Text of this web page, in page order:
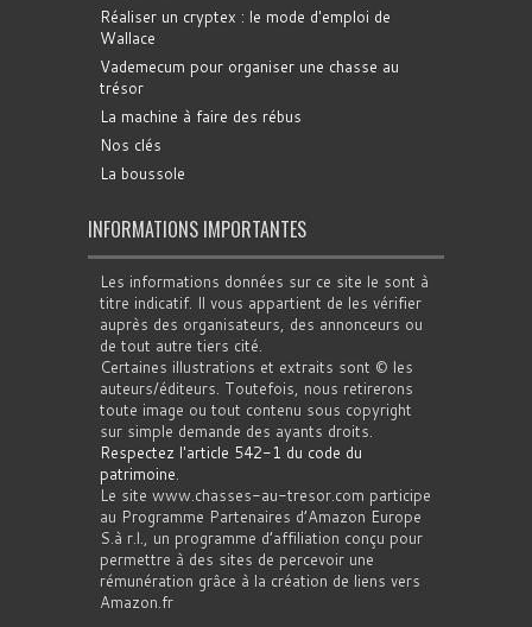
Réaliser un cryptex : le mode d'emploi de
Wallace
Vademecum pour organiser une chasse au
trésor
La machine à faire des rébus
Nos clés
La boussole
INFORMATIONS IMPORTANTES
Les informations données sur ce site le sont à
titre indicatif. Il vous appartient de les vérifier
auprès des organisateurs, des annonceurs ou
de tout autre tiers cité.
Certaines illustrations et extraits sont © les
auteurs/éditeurs. Toutefois, nous retirerons
toute image ou tout contenu sous copyright
sur simple demande des ayants droits.
Respectez l'article 542-1 du code du
patrimoine.
Le site www.chasses-au-tresor.com participe
au Programme Partenaires d’Amazon Europe
S.à r.l., un programme d’affiliation conçu pour
permettre à des sites de percevoir une
rémunération grâce à la création de liens vers
Amazon.fr